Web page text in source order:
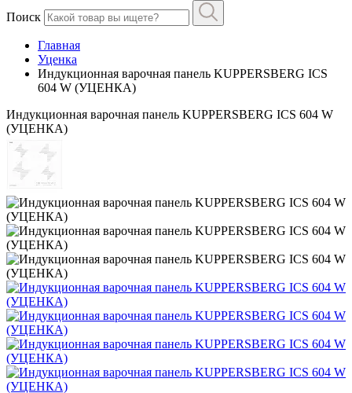
Поиск
Главная
Уценка
Индукционная варочная панель KUPPERSBERG ICS
604 W (УЦЕНКА)
Индукционная варочная панель KUPPERSBERG ICS 604 W
(УЦЕНКА)